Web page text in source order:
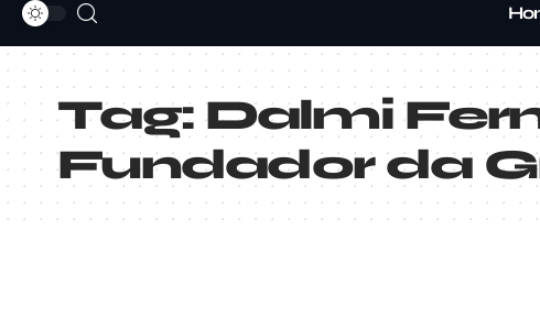
Tag: Dalmi
Fundador da